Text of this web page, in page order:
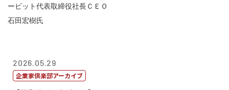
2026.05.29
企業家倶楽部アーカイブ